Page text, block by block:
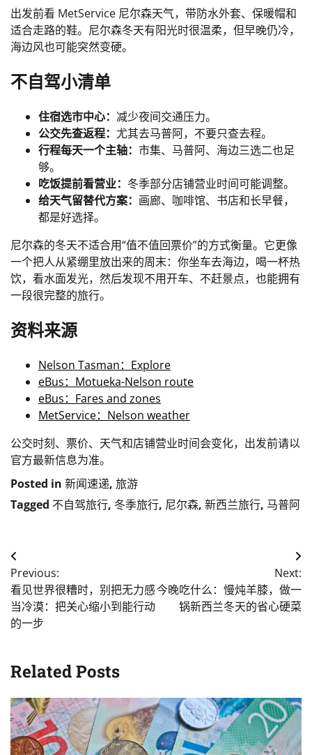
出发前看 MetService 尼尔森天气，带防水外套、保暖帽和
适合走路的鞋。尼尔森冬天有阳光时很温柔，但早晚仍冷，
海边风也可能突然变硬。
不自驾小清单
住宿选市中心： 减少夜间交通压力。
公交先查返程： 尤其去马普阿，不要只查去程。
行程每天一个主轴： 市集、马普阿、海边三选二也足
够。
吃饭提前看营业： 冬季部分店铺营业时间可能调整。
给天气留替代方案： 画廊、咖啡馆、书店和长早餐，
都是好选择。
尼尔森的冬天不适合用“值不值回票价”的方式衡量。它更像
一个把人从紧绷里放出来的周末：你坐车去海边，喝一杯热
饮，看水面发光，然后发现不用开车、不赶景点，也能拥有
一段很完整的旅行。
资料来源
Nelson Tasman：Explore
eBus：Motueka-Nelson route
eBus：Fares and zones
MetService：Nelson weather
公交时刻、票价、天气和店铺营业时间会变化，出发前请以
官方最新信息为准。
Posted in 新闻速递, 旅游
Tagged 不自驾旅行, 冬季旅行, 尼尔森, 新西兰旅行, 马普阿
Post
navigation
Previous:
看见世界很糟时，别把无力感
当冷漠：把关心缩小到能行动
的一步
Next:
今晚吃什么：慢炖羊膝，做一
锅新西兰冬天的省心硬菜
Related Posts